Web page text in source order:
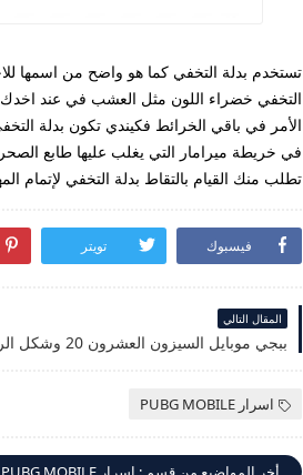
تستخدم بدلة التخفي كما هو واضح من اسمها
التخفي خضراء اللون مثل العشب في عند اخدك
الأمر في باقي الخرائط فكيندي تكون بدلة
تطلب منك القيام بالتقاط بدلة التخفي لإتمام
فيسبوك تويتر
المقال التالي
اسرار PUBG MOBILE